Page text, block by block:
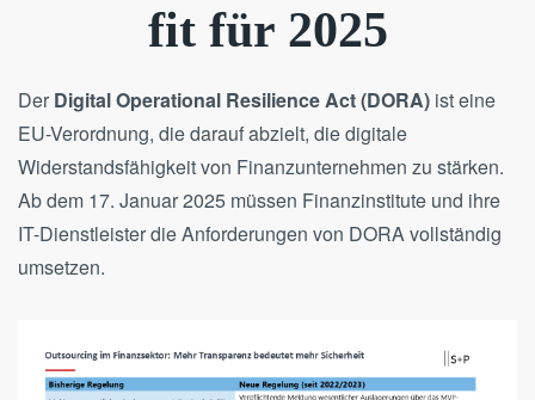
fit für 2025
Der Digital Operational Resilience Act (DORA) ist eine
EU-Verordnung, die darauf abzielt, die digitale
Widerstandsfähigkeit von Finanzunternehmen zu stärken.
Ab dem 17. Januar 2025 müssen Finanzinstitute und ihre
IT-Dienstleister die Anforderungen von DORA vollständig
umsetzen.